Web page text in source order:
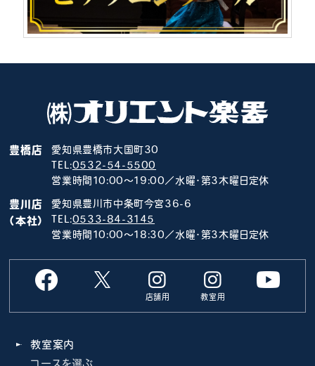
豊橋店
愛知県豊橋市大国町30
TEL:0532-54-5500
営業時間10:00～19:00／水曜･第3木曜日定休
豊川店
（本社）
愛知県豊川市中条町今宮36-6
TEL:0533-84-3145
営業時間10:00～18:30／水曜･第3木曜日定休
店舗用 教室用
教室案内
コースを選ぶ